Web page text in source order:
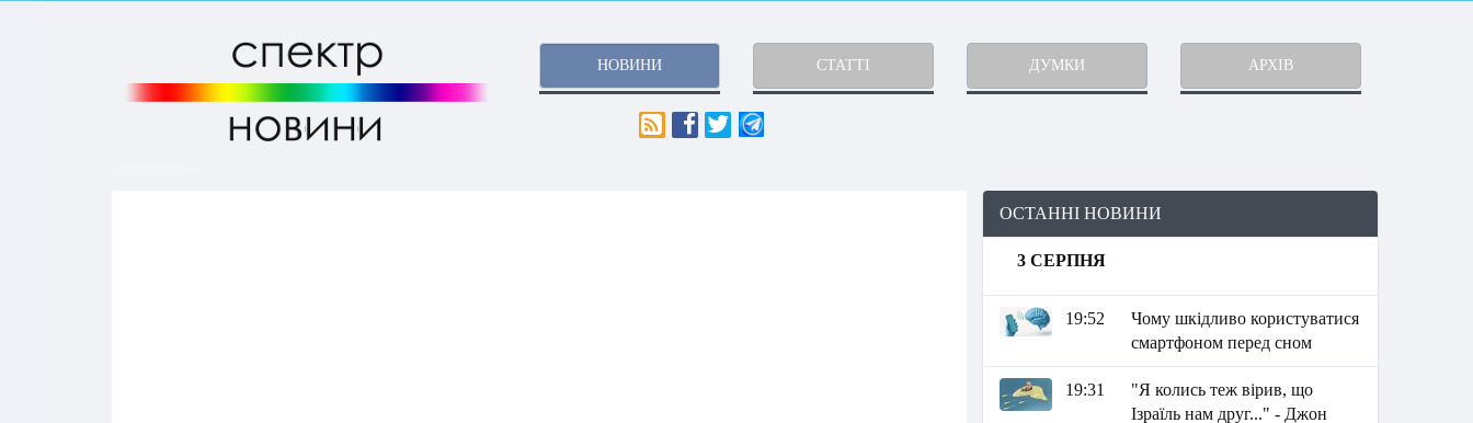
НОВИНИ СТАТТІ ДУМКИ АРХІВ
ОСТАННІ НОВИНИ
3 СЕРПНЯ
19:52
Чому шкідливо користуватися
смартфоном перед сном
19:31
"Я колись теж вірив, що
Ізраїль нам друг..." - Джон